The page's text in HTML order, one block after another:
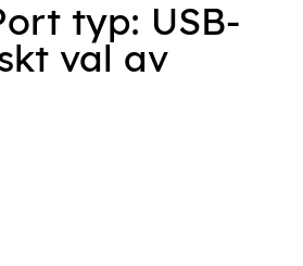
typ: USB-
val av